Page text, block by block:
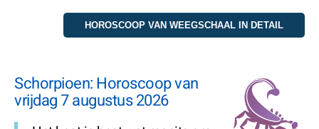
Schorpioen: Horoscoop van
vrijdag 7 augustus 2026